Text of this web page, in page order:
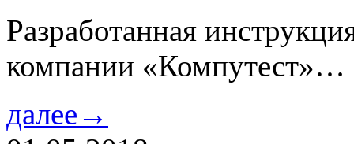
Разработанная
компании «Компутест»…
далее→